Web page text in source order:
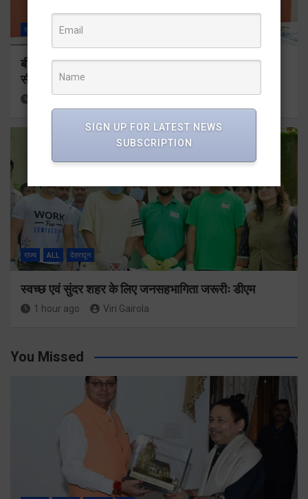
राज्य देहरादून
बीएलओ और फील्ड स्टॉफ को प्रोत्साहित करें जिलाधिकारीः
सीईओ
राज्य ALL देहरादून
स्वच्छ एवं सुंदर शहर के लिए जनसहभागिता जरूरीः डीएम
1 hour ago Viri Gairola
You Missed
SIGN UP FOR LATEST NEWS
SUBSCRIPTION